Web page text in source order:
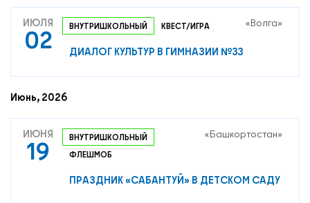
ИЮЛЯ
02 ВНУТРИШКОЛЬНЫЙ КВЕСТ/ИГРА
«Волга»
ДИАЛОГ КУЛЬТУР В ГИМНАЗИИ №33
Июнь, 2026
ИЮНЯ
19
ВНУТРИШКОЛЬНЫЙ
ФЛЕШМОБ
«Башкортостан»
ПРАЗДНИК «САБАНТУЙ» В ДЕТСКОМ САДУ